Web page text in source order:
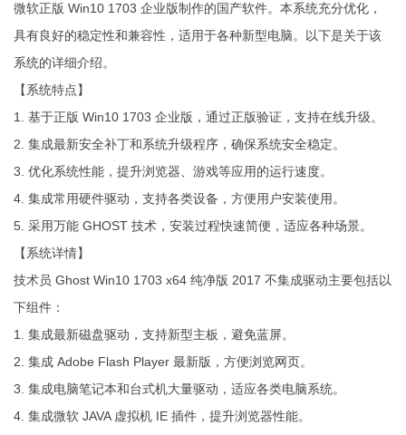
微软正版 Win10 1703 企业版制作的国产软件。本系统充分优化，
具有良好的稳定性和兼容性，适用于各种新型电脑。以下是关于该
系统的详细介绍。
【系统特点】
1. 基于正版 Win10 1703 企业版，通过正版验证，支持在线升级。
2. 集成最新安全补丁和系统升级程序，确保系统安全稳定。
3. 优化系统性能，提升浏览器、游戏等应用的运行速度。
4. 集成常用硬件驱动，支持各类设备，方便用户安装使用。
5. 采用万能 GHOST 技术，安装过程快速简便，适应各种场景。
【系统详情】
技术员 Ghost Win10 1703 x64 纯净版 2017 不集成驱动主要包括以
下组件：
1. 集成最新磁盘驱动，支持新型主板，避免蓝屏。
2. 集成 Adobe Flash Player 最新版，方便浏览网页。
3. 集成电脑笔记本和台式机大量驱动，适应各类电脑系统。
4. 集成微软 JAVA 虚拟机 IE 插件，提升浏览器性能。